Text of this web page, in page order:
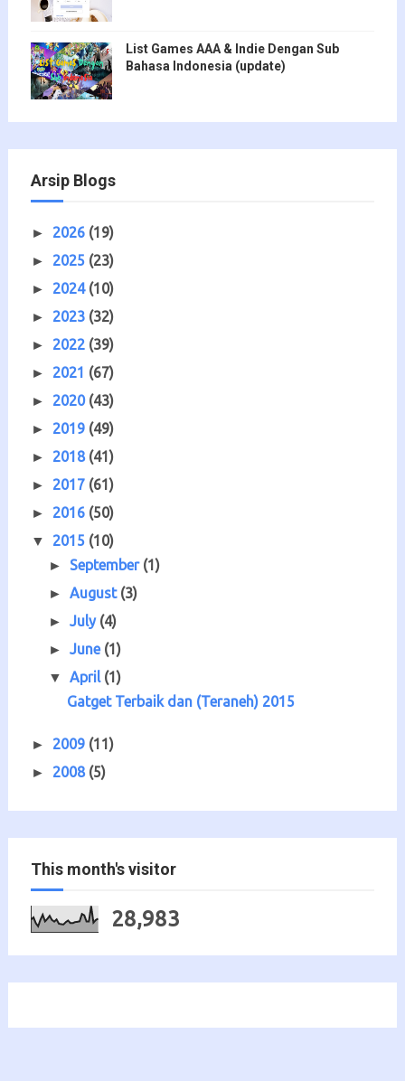
List Games AAA & Indie Dengan Sub
Bahasa Indonesia (update)
Arsip Blogs
► 2026 (19)
► 2025 (23)
► 2024 (10)
► 2023 (32)
► 2022 (39)
► 2021 (67)
► 2020 (43)
► 2019 (49)
► 2018 (41)
► 2017 (61)
► 2016 (50)
▼ 2015 (10)
►September (1)
►August (3)
►July (4)
►June (1)
▼April (1)
Gatget Terbaik dan (Teraneh) 2015
► 2009 (11)
► 2008 (5)
This month's visitor
28,983